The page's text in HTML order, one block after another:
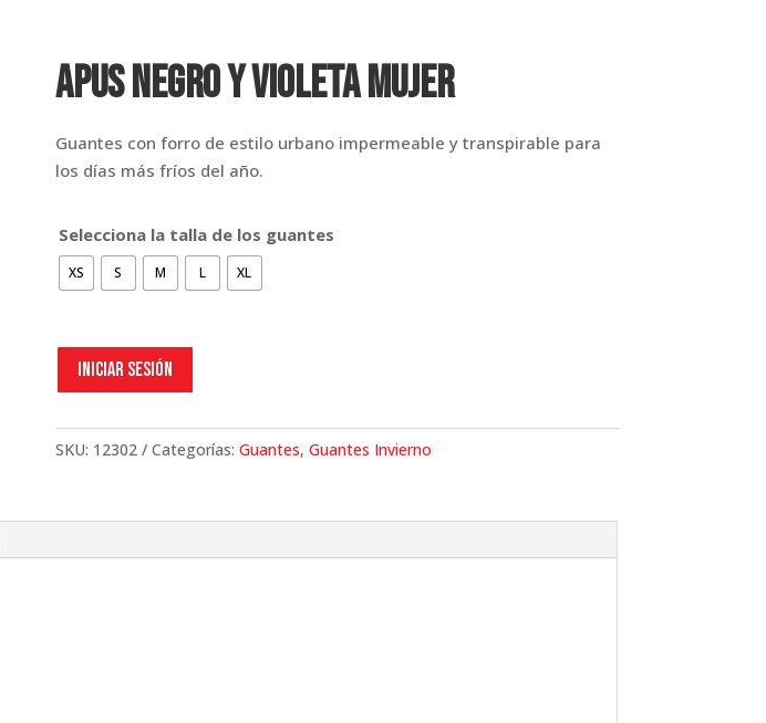
APUS NEGRO Y VIOLETA MUJER
Guantes con forro de estilo urbano impermeable y transpirable para
los días más fríos del año.
Selecciona la talla de los guantes
XS S M L XL
Iniciar sesión
SKU: 12302 Categorías: Guantes, Guantes Invierno